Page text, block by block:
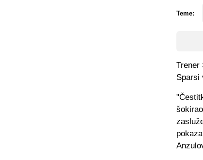
Teme:
Trener
Sparsi